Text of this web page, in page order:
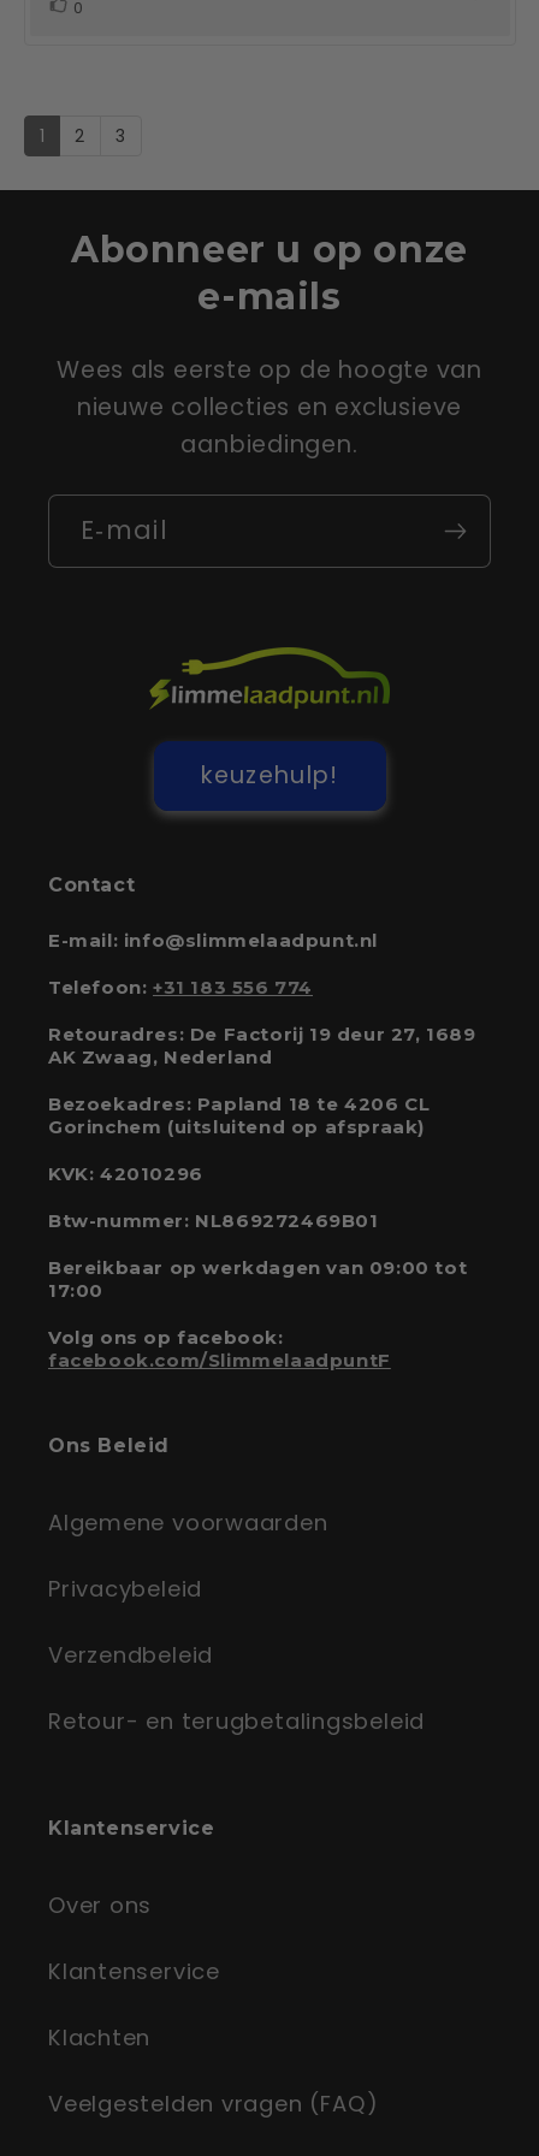
0
1 2 3
Abonneer u op onze
e-mails
Wees als eerste op de hoogte van
nieuwe collecties en exclusieve
aanbiedingen.
E‑mail
keuzehulp!
Contact
E-mail: info@slimmelaadpunt.nl
Telefoon: +31 183 556 774
Retouradres: De Factorij 19 deur 27, 1689
AK Zwaag, Nederland
Bezoekadres: Papland 18 te 4206 CL
Gorinchem (uitsluitend op afspraak)
KVK: 42010296
Btw-nummer: NL869272469B01
Bereikbaar op werkdagen van 09:00 tot
17:00
Volg ons op facebook:
facebook.com/SlimmelaadpuntF
Ons Beleid
Algemene voorwaarden
Privacybeleid
Verzendbeleid
Retour- en terugbetalingsbeleid
Klantenservice
Over ons
Klantenservice
Klachten
Veelgestelden vragen (FAQ)